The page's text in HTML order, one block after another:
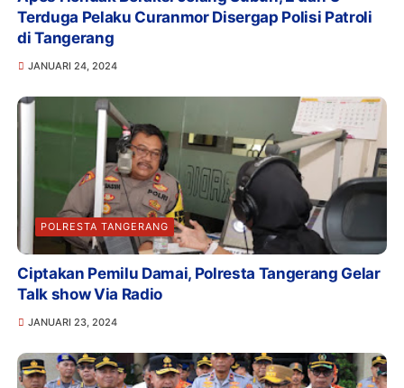
Terduga Pelaku Curanmor Disergap Polisi Patroli
di Tangerang
JANUARI 24, 2024
POLRESTA TANGERANG
Ciptakan Pemilu Damai, Polresta Tangerang Gelar
Talk show Via Radio
JANUARI 23, 2024